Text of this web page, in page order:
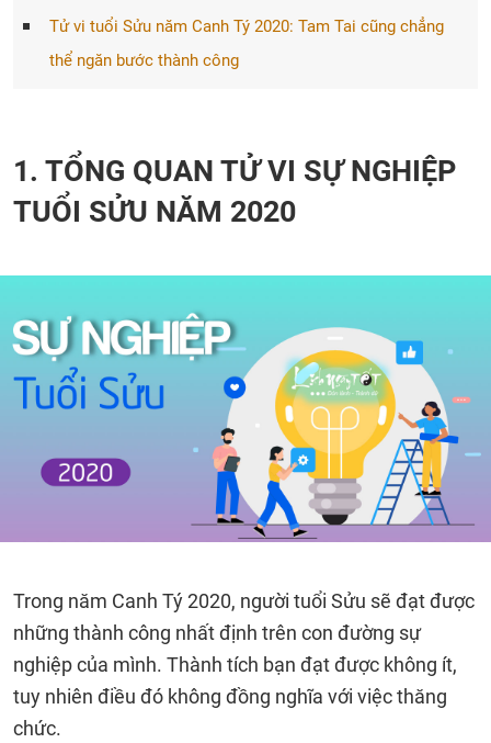
Tử vi tuổi Sửu năm Canh Tý 2020: Tam Tai cũng chẳng
thể ngăn bước thành công
1. TỔNG QUAN TỬ VI SỰ NGHIỆP
TUỔI SỬU NĂM 2020
Trong năm Canh Tý 2020, người tuổi Sửu sẽ đạt được
những thành công nhất định trên con đường sự
nghiệp của mình. Thành tích bạn đạt được không ít,
tuy nhiên điều đó không đồng nghĩa với việc thăng
chức.